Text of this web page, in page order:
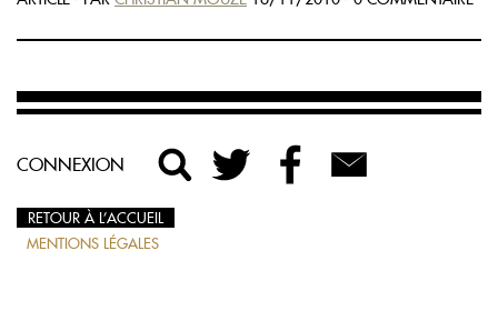
CONNEXION
RETOUR À L’ACCUEIL
MENTIONS LÉGALES